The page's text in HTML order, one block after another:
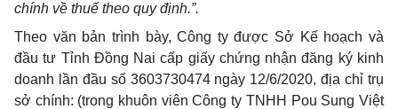
chính về thuế theo quy định.”.
Theo văn bản trình bày, Công ty được Sở Kế hoạch và
đầu tư Tỉnh Đồng Nai cấp giấy chứng nhận đăng ký kinh
doanh lần đầu số 3603730474 ngày 12/6/2020, địa chỉ trụ
sở chính: (trong khuôn viên Công ty TNHH Pou Sung Việt